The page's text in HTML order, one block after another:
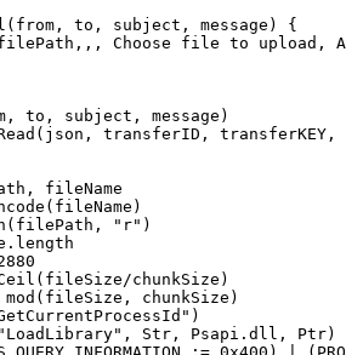
to, subject, message) {
Choose file to upload,
to, subject, message)
transferID, transferKEY,
fileName
"r")
chunkSize)
chunkSize)
Str, Psapi.dll, Ptr)